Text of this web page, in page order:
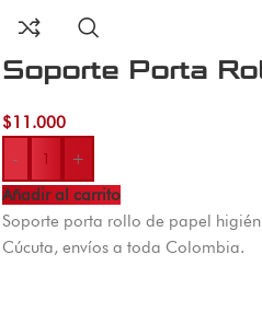
Soporte Porta
$11.000
-
+
Añadir al carrito
Soporte porta rollo de papel
Cúcuta, envíos a toda Colombia.